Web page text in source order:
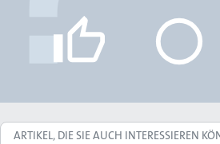
ARTIKEL, DIE SIE AUCH INTERESSIEREN